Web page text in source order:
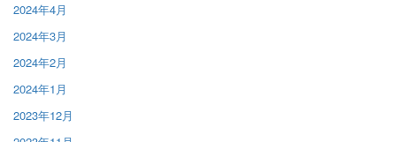
2024年4月
2024年3月
2024年2月
2024年1月
2023年12月